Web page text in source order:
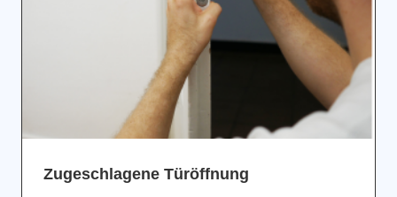
Zugeschlagene Türöffnung